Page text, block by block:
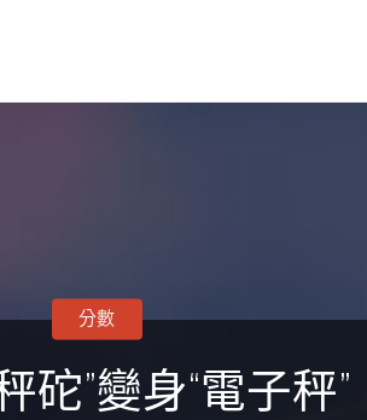
砣”變身“電子秤
分數